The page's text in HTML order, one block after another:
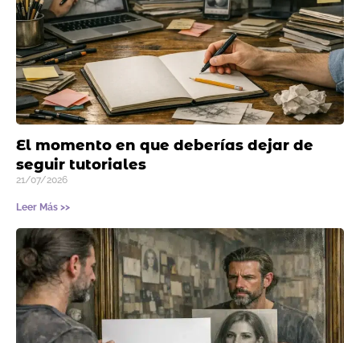
El momento en que deberías dejar de
seguir tutoriales
21/07/2026
Leer Más >>